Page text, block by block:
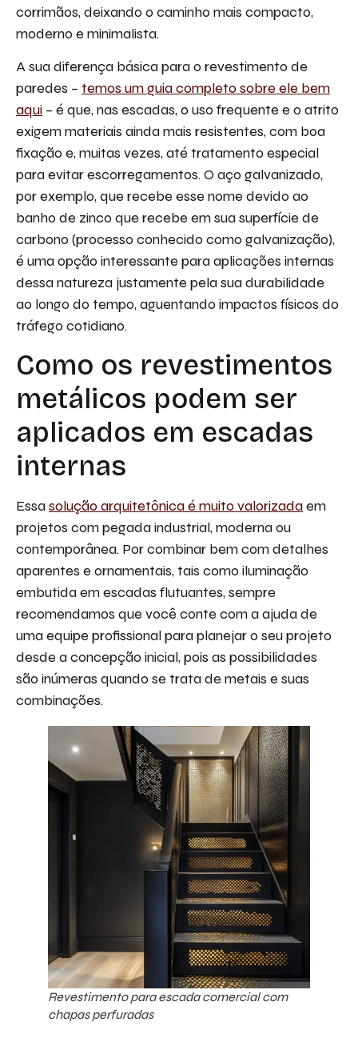
corrimãos, deixando o caminho mais compacto,
moderno e minimalista.
A sua diferença básica para o revestimento de
paredes – temos um guia completo sobre ele bem
aqui – é que, nas escadas, o uso frequente e o atrito
exigem materiais ainda mais resistentes, com boa
fixação e, muitas vezes, até tratamento especial
para evitar escorregamentos. O aço galvanizado,
por exemplo, que recebe esse nome devido ao
banho de zinco que recebe em sua superfície de
carbono (processo conhecido como galvanização),
é uma opção interessante para aplicações internas
dessa natureza justamente pela sua durabilidade
ao longo do tempo, aguentando impactos físicos do
tráfego cotidiano.
Como os revestimentos
metálicos podem ser
aplicados em escadas
internas
Essasolução arquitetônica é muito valorizadaem
projetos com pegada industrial, moderna ou
contemporânea. Por combinar bem com detalhes
aparentes e ornamentais, tais como iluminação
embutida em escadas flutuantes, sempre
recomendamos que você conte com a ajuda de
uma equipe profissional para planejar o seu projeto
desde a concepção inicial, pois as possibilidades
são inúmeras quando se trata de metais e suas
combinações.
Revestimento para escada comercial com
chapas perfuradas